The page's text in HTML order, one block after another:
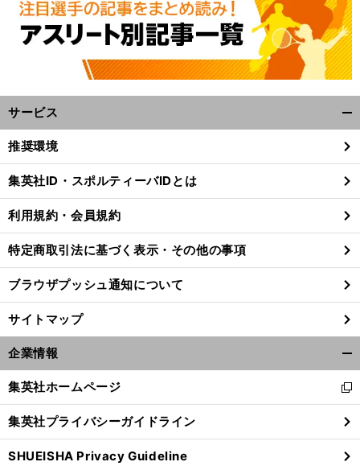
サービス
閉
る
推奨環境
集英社ID・スポルティーバIDとは
利用規約・会員規約
特定商取引法に基づく表示・その他の事項
ブラウザプッシュ通知について
サイトマップ
企業情報
閉
る
集英社ホームページ
新
し
い
ウ
ィ
集英社プライバシーガイドライン
SHUEISHA Privacy Guideline